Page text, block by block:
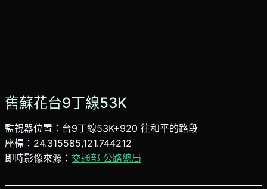
舊蘇花台9丁線53K
監視器位置：台9丁線53K+920 往和平的路段
座標：24.315585,121.744212
即時影像來源： 交通部 公路總局